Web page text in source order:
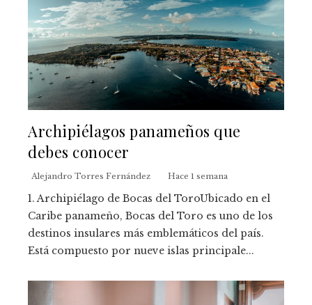
Archipiélagos panameños que
debes conocer
Alejandro Torres Fernández Hace 1 semana
1. Archipiélago de Bocas del ToroUbicado en el
Caribe panameño, Bocas del Toro es uno de los
destinos insulares más emblemáticos del país.
Está compuesto por nueve islas principale...